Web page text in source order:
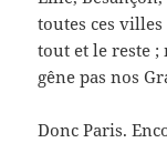
toutes ces
tout et le reste
gêne pas nos
Donc Paris.